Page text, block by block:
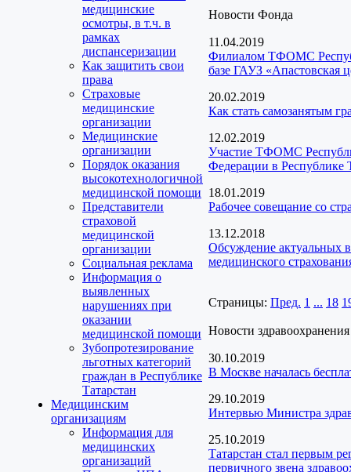
медицинские
осмотры, в т.ч. в
рамках
диспансеризации
Как защитить свои
права
Страховые
медицинские
организации
Медицинские
организации
Порядок оказания
высокотехнологичной
медицинской помощи
Представители
страховой
медицинской
организации
Социальная реклама
Информация о
выявленных
нарушениях при
оказании
медицинской помощи
Зубопротезирование
льготных категорий
граждан в Республике
Татарстан
Медицинским
организациям
Информация для
медицинских
организаций
Новости Фонда
11.04.2019
Филиалом ТФОМС
базе ГАУЗ «Апастовская
20.02.2019
Как стать самозанятым
12.02.2019
Участие ТФОМС
Федерации в Республике
18.01.2019
Рабочее совещание со
13.12.2018
Обсуждение актуальных
медицинского
Страницы: Пред. 1 ... 18
Новости здравоохранения
30.10.2019
В Москве началась
29.10.2019
Интервью Министра
25.10.2019
Татарстан стал первым
первичного звена